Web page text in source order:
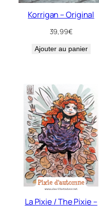
Korrigan – Original
39,99€
Ajouter au panier
La Pixie / The Pixie –